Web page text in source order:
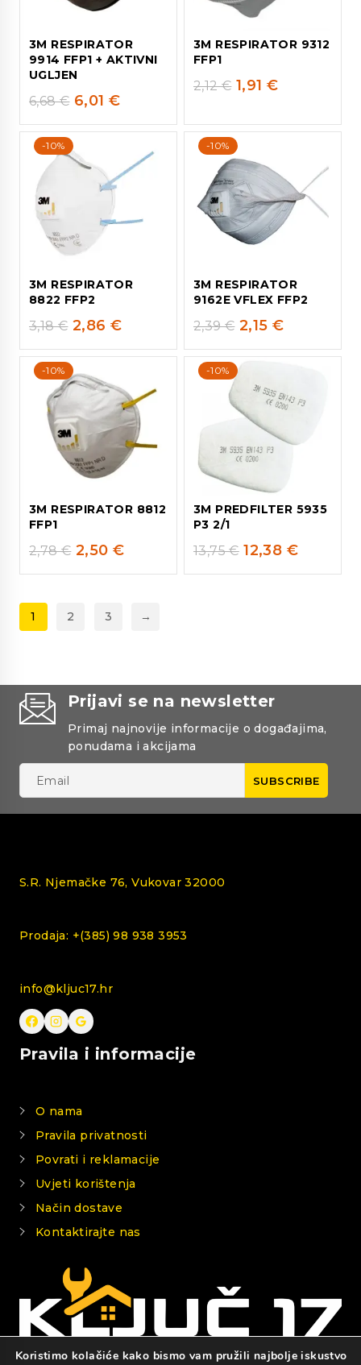
3M RESPIRATOR
9914 FFP1 + AKTIVNI
UGLJEN
6,68€ 6,01 €
3M RESPIRATOR 9312
FFP1
2,12€ 1,91 €
-10%
3M RESPIRATOR
8822 FFP2
3,18€ 2,86 €
-10%
3M RESPIRATOR
9162E VFLEX FFP2
2,39€ 2,15 €
-10%
3M RESPIRATOR 8812
FFP1
2,78€ 2,50 €
-10%
3M PREDFILTER 5935
P3 2/1
13,75€ 12,38 €
1 2 3 →
Prijavi se na newsletter
Primaj najnovije informacije o događajima,
ponudama i akcijama
S.R. Njemačke 76, Vukovar 32000
Prodaja: +(385) 98 938 3953
info@kljuc17.hr
Pravila i informacije
O nama
Pravila privatnosti
Povrati i reklamacije
Uvjeti korištenja
Način dostave
Kontaktirajte nas
Koristimo kolačiće kako bismo vam pružili najbolje iskustvo